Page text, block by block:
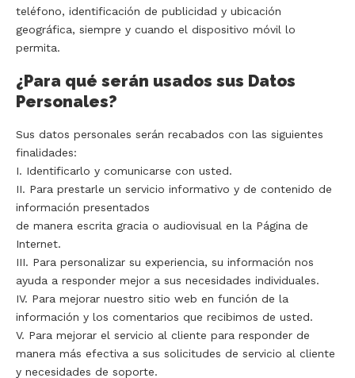
teléfono, identificación de publicidad y ubicación
geográfica, siempre y cuando el dispositivo móvil lo
permita.
¿Para qué serán usados sus Datos
Personales?
Sus datos personales serán recabados con las siguientes
finalidades:
I. Identificarlo y comunicarse con usted.
II. Para prestarle un servicio informativo y de contenido de
información presentados
de manera escrita gracia o audiovisual en la Página de
Internet.
III. Para personalizar su experiencia, su información nos
ayuda a responder mejor a sus necesidades individuales.
IV. Para mejorar nuestro sitio web en función de la
información y los comentarios que recibimos de usted.
V. Para mejorar el servicio al cliente para responder de
manera más efectiva a sus solicitudes de servicio al cliente
y necesidades de soporte.